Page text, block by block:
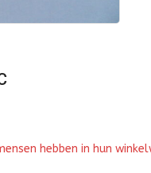
hebben in hun